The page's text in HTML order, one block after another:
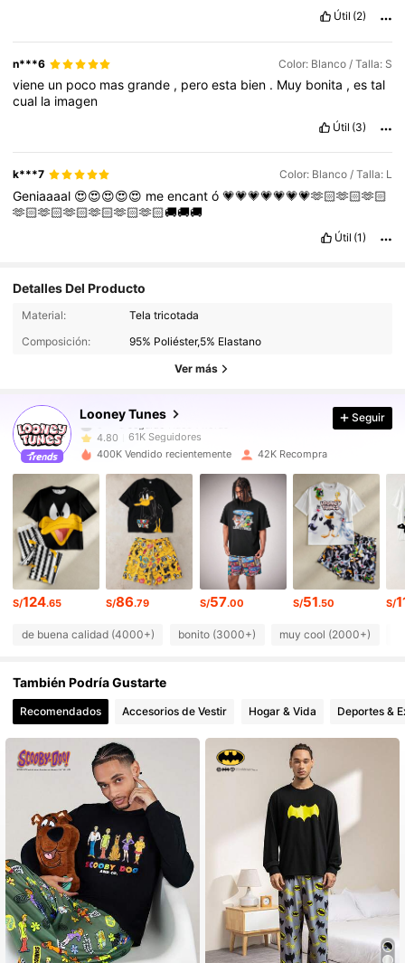
Útil (2)
n***6 Color: Blanco / Talla: S
viene un poco masgrande , peroesta bien . Muy bonita ,estal
cual la imagen
Útil (3)
k***7 Color: Blanco / Talla: L
Geniaaaal 😍😍😍😍😍 meencantó💗💗💗💗💗💗💗🫶🏻🫶🏻🫶🏻
🫶🏻🫶🏻🫶🏻🫶🏻🫶🏻🫶🏻🚚🚚🚚
Útil (1)
Detalles Del Producto
Material:
Tela tricotada
Composición:
95% Poliéster,5% Elastano
Ver más
Looney Tunes
61K Seguidores
4.80 61K Seguidores
4.80 61K Seguidores
4.80 61K Seguidores
61K Seguidores
4.80 61K Seguidores
61K Seguidores
4.80 61K Seguidores
Seguir
400K Vendido recientemente 42K Recompra
S/124.65 S/86.79 S/57.00 S/51.50 S/
de buena calidad (4000+) bonito (3000+) muy cool (2000+)
También Podría Gustarte
Recomendados Accesorios de Vestir Hogar & Vida Deportes &